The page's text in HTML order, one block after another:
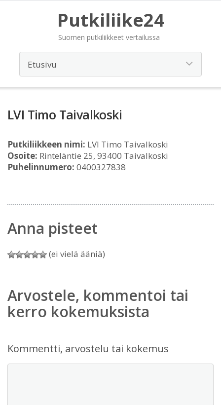
Putkiliike24
Suomen putkiliikkeet vertailussa
LVI Timo Taivalkoski
Putkiliikkeen nimi: LVI Timo Taivalkoski
Osoite: Rinteläntie 25, 93400 Taivalkoski
Puhelinnumero: 0400327838
Anna pisteet
(ei vielä ääniä)
Arvostele, kommentoi tai
kerro kokemuksista
Kommentti, arvostelu tai kokemus